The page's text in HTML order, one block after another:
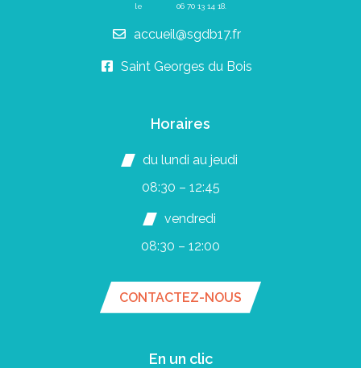
le 06 70 13 14 18.
accueil@sgdb17.fr
Saint Georges du Bois
Horaires
du lundi au jeudi
08:30 – 12:45
vendredi
08:30 – 12:00
CONTACTEZ-NOUS
En un clic